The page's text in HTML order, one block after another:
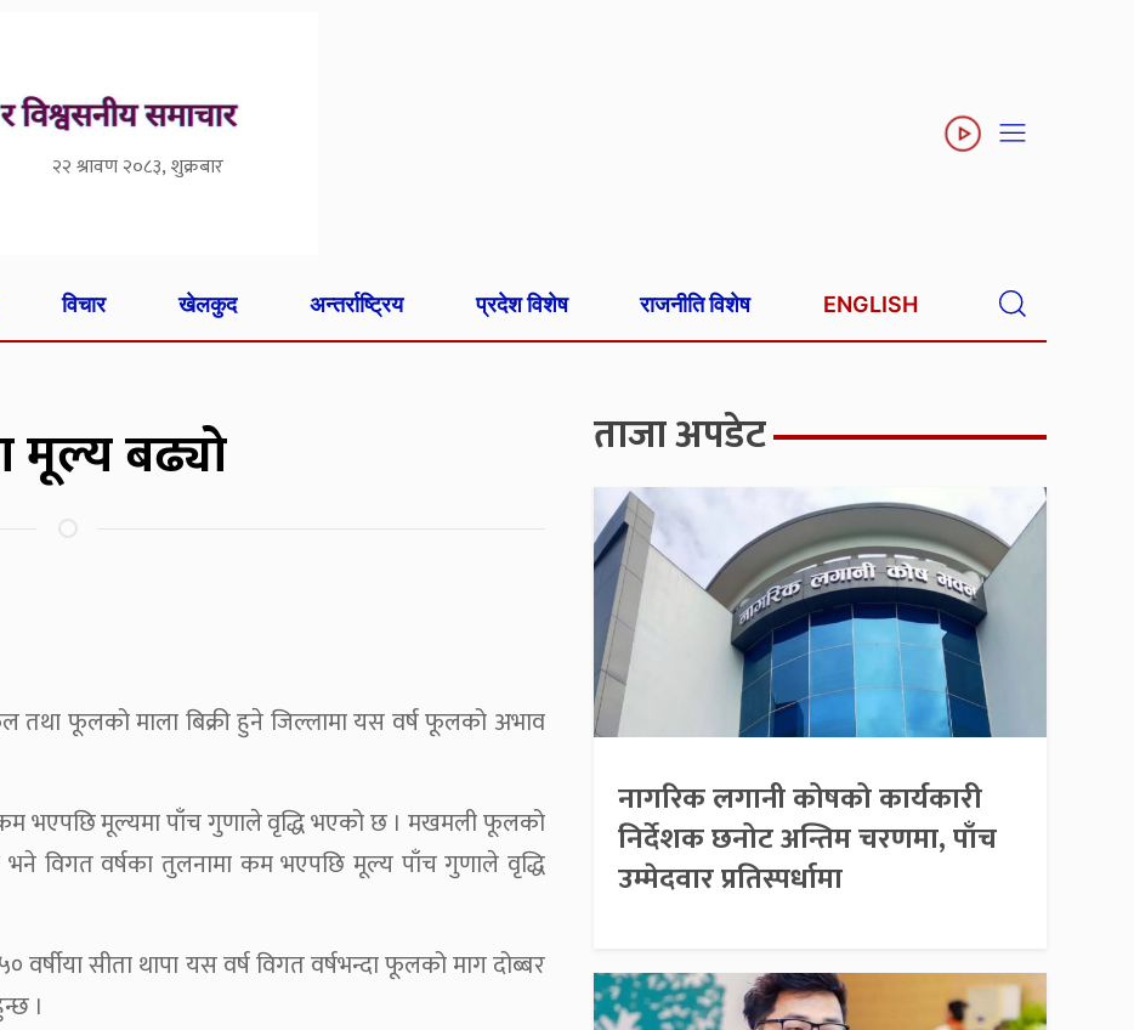
२२ श्रावण २०८३, शुक्रबार
विचार खेलकुद अन्तर्राष्ट्रिय प्रदेश विशेष राजनीति विशेष ENGLISH
बढ्यो
तथा फूलको माला बिक्री हुने जिल्लामा यस वर्ष फूलको अभाव
भएपछि मूल्यमा पाँच गुणाले वृद्धि भएको छ । मखमली फूलको
भने विगत वर्षका तुलनामा कम भएपछि मूल्य पाँच गुणाले वृद्धि
सीता थापा यस वर्ष विगत वर्षभन्दा फूलको माग दोब्बर
।
ताजा अपडेट
नागरिक लगानी कोषको कार्यकारी
निर्देशक छनोट अन्तिम चरणमा, पाँच
उम्मेदवार प्रतिस्पर्धामा